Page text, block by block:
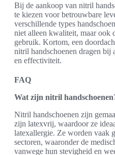
Bij de aankoop van nitril
te kiezen voor betrouwbare
verschillende types
niet alleen kwaliteit, maar ook
gebruik. Kortom, een
nitril handschoenen dragen bij
en effectiviteit.
FAQ
Wat zijn nitril
Nitril handschoenen zijn
zijn latexvrij, waardoor ze
latexallergie. Ze worden vaak
sectoren, waaronder de
vanwege hun stevigheid en